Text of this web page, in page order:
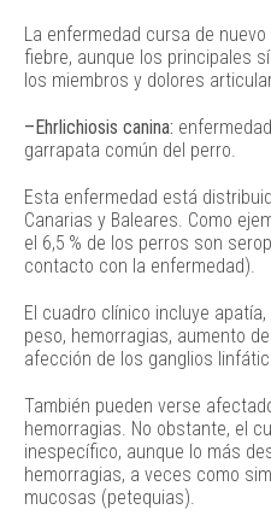
La enfermedad cursa de
fiebre, aunque los principales
los miembros y dolores
–Ehrlichiosis canina:
garrapata común del perro.
Esta enfermedad está
Canarias y Baleares. Como
el 6,5 % de los perros son
contacto con la enfermedad).
El cuadro clínico incluye
peso, hemorragias, aumento
afección de los ganglios
También pueden verse
hemorragias. No obstante, el
inespecífico, aunque lo más
hemorragias, a veces como
mucosas (petequias).